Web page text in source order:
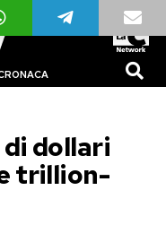
dollari
trillion-